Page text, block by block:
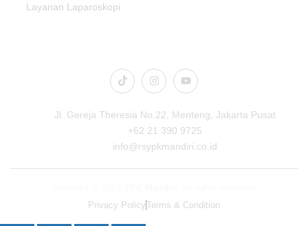
Layanan Laparoskopi
Jl. Gereja Theresia No.22, Menteng, Jakarta Pusat
+62 21 390 9725
info@rsypkmandiri.co.id
Privacy PolicyTerms & Condition